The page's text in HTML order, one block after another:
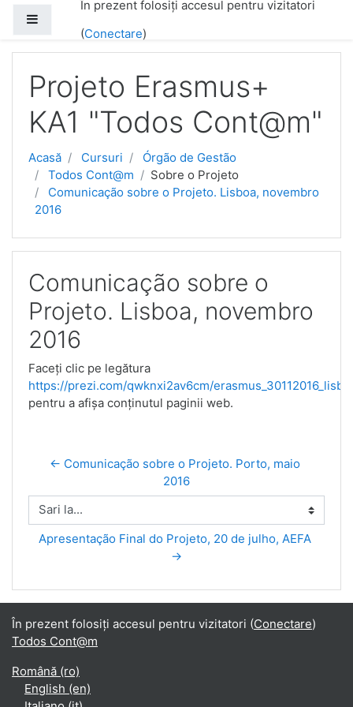
Salt la conţinutul principalÎn prezent folosiți accesul pentru vizitatori
(Conectare)
Projeto Erasmus+
KA1 "Todos Cont@m"
Acasă Cursuri
Órgão de Gestão
Todos Cont@m
Sobre o Projeto
Comunicação sobre o Projeto. Lisboa, novembro
2016
Comunicação sobre o
Projeto. Lisboa, novembro
2016
Faceți clic pe legătura
https://prezi.com/qwknxi2av6cm/
pentru a afișa conținutul paginii web.
← Comunicação sobre o Projeto. Porto, maio
2016
Sari la...
Apresentação Final do Projeto, 20 de julho, AEFA
→
În prezent folosiți accesul pentru vizitatori (Conectare)
Todos Cont@m
Română ‎(ro)‎
English ‎(en)‎